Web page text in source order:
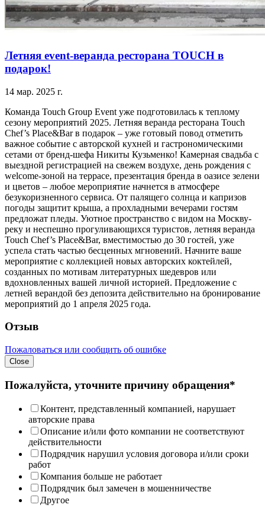
Летняя event-веранда ресторана TOUCH в
подарок!
14 мар. 2025 г.
Команда Touch Group Event уже подготовилась к теплому
сезону мероприятий 2025. Летняя веранда ресторана Touch
Chef’s Place&Bar в подарок – уже готовый повод отметить
важное событие с авторской кухней и гастрономическими
сетами от бренд-шефа Никиты Кузьменко! Камерная свадьба с
выездной регистрацией на свежем воздухе, день рождения с
welcome-зоной на террасе, презентация бренда в оазисе зелени
и цветов – любое мероприятие начнется в атмосфере
безукоризненного сервиса. От палящего солнца и капризов
погоды защитит крыша, а прохладными вечерами гостям
предложат пледы. Уютное пространство с видом на Москву-
реку и неспешно прогуливающихся туристов, летняя веранда
Touch Chef’s Place&Bar, вместимостью до 30 гостей, уже
успела стать частью бесценных мгновений. Начните ваше
мероприятие с коллекцией новых авторских коктейлей,
созданных по мотивам литературных шедевров или
вдохновленных вашей личной историей. Предложение с
летней верандой без депозита действительно на бронирование
мероприятий до 1 апреля 2025 года.
Отзыв
Пожаловаться или сообщить об ошибке
Close
Пожалуйста, уточните причину обращения*
Контент, представленный компанией, нарушает
авторские права
Описание и/или фото компании не соответствуют
действительности
Подрядчик нарушил условия договора и/или сроки
работ
Компания больше не работает
Подрядчик был замечен в мошенничестве
Другое